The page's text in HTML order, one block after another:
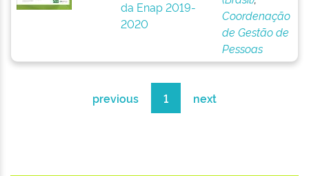
da Enap 2019-
2020
Coordenação
de Gestão de
Pessoas
previous 1 next